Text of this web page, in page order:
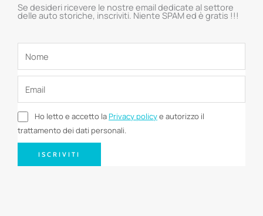
Se desideri ricevere le nostre email dedicate al settore
delle auto storiche, inscriviti. Niente SPAM ed è gratis !!!
Ho letto e accetto laPrivacy policye autorizzo il
trattamento dei dati personali.
ISCRIVITI